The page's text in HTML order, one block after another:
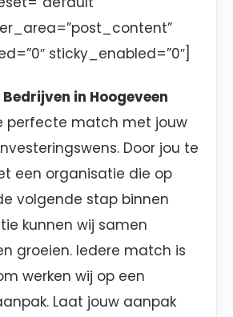
sticky_enabled=”0″]
in Hoogeveen
perfecte match met jouw
Door jou te
een organisatie die op
volgende stap binnen
kunnen wij samen
groeien. Iedere match is
werken wij op een
Laat jouw aanpak